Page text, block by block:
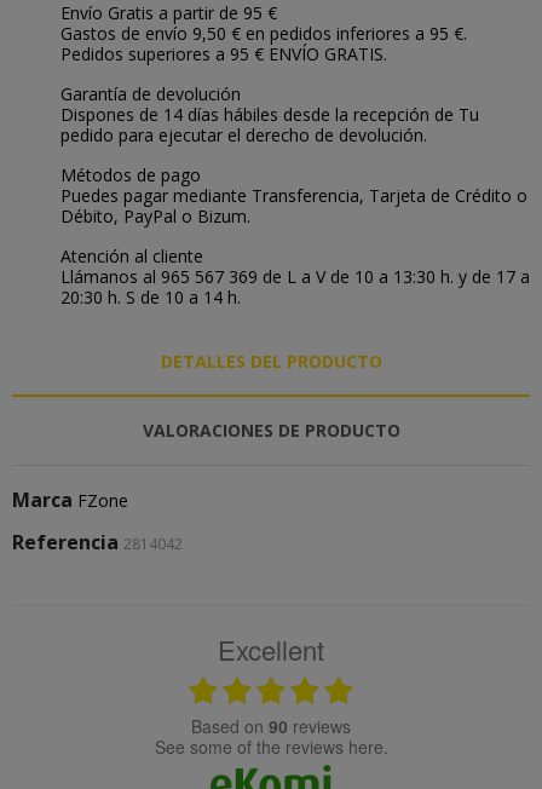
Envío Gratis a partir de 95 €
Gastos de envío 9,50 € en pedidos inferiores a 95 €.
Pedidos superiores a 95 € ENVÍO GRATIS.
Garantía de devolución
Dispones de 14 días hábiles desde la recepción de Tu
pedido para ejecutar el derecho de devolución.
Métodos de pago
Puedes pagar mediante Transferencia, Tarjeta de Crédito o
Débito, PayPal o Bizum.
Atención al cliente
Llámanos al 965 567 369 de L a V de 10 a 13:30 h. y de 17 a
20:30 h. S de 10 a 14 h.
DETALLES DEL PRODUCTO
VALORACIONES DE PRODUCTO
Marca FZone
Referencia 2814042
Excellent
based on 90 reviews
see some of the reviews here.